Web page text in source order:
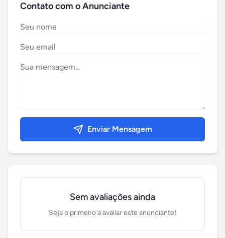
Contato com o Anunciante
Enviar Mensagem
Sem avaliações ainda
Seja o primeiro a avaliar este anunciante!